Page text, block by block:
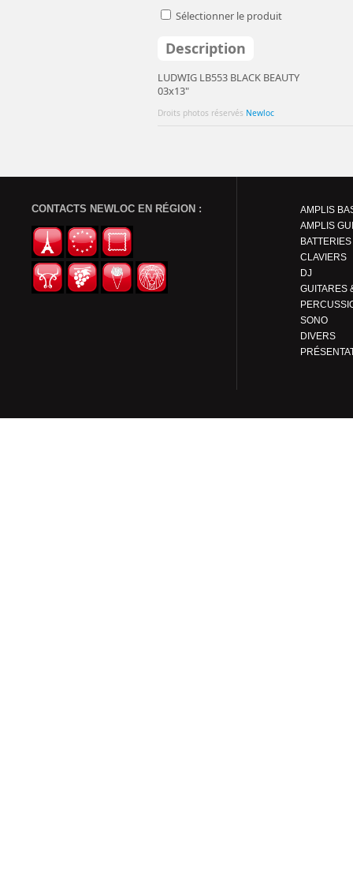
Sélectionner le produit
Description
LUDWIG LB553 BLACK BEAUTY
03x13"
Droits photos réservés Newloc
CONTACTS NEWLOC EN RÉGION :
AMPLIS
AMPLIS
BATTERIES
CLAVIERS
DJ
SONO
DIVERS